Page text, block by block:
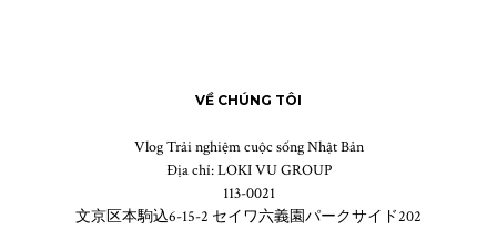
VỀ CHÚNG TÔI
Vlog Trải nghiệm cuộc sống Nhật Bản
Địa chỉ: LOKI VU GROUP
113-0021
文京区本駒込6-15-2 セイワ六義園パークサイド202